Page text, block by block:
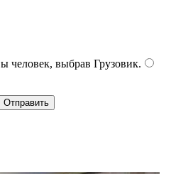
человек, выбрав Грузовик.